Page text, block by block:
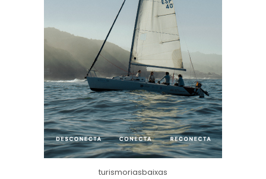
turismoriasbaixas